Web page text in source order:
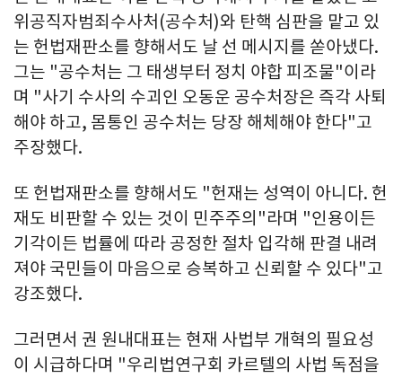
위공직자범죄수사처(공수처)와 탄핵 심판을 맡고 있
는 헌법재판소를 향해서도 날 선 메시지를 쏟아냈다.
그는 "공수처는 그 태생부터 정치 야합 피조물"이라
며 "사기 수사의 수괴인 오동운 공수처장은 즉각 사퇴
해야 하고, 몸통인 공수처는 당장 해체해야 한다"고
주장했다.
또 헌법재판소를 향해서도 "헌재는 성역이 아니다. 헌
재도 비판할 수 있는 것이 민주주의"라며 "인용이든
기각이든 법률에 따라 공정한 절차 입각해 판결 내려
져야 국민들이 마음으로 승복하고 신뢰할 수 있다"고
강조했다.
그러면서 권 원내대표는 현재 사법부 개혁의 필요성
이 시급하다며 "우리법연구회 카르텔의 사법 독점을